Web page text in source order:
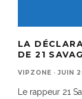
LA
DE 21
VIPZONE · JUIN
Le rappeur 21